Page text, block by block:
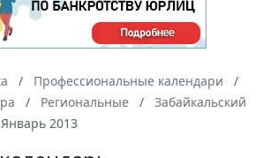
Профессиональные календари
Региональные
Забайкальский
2013